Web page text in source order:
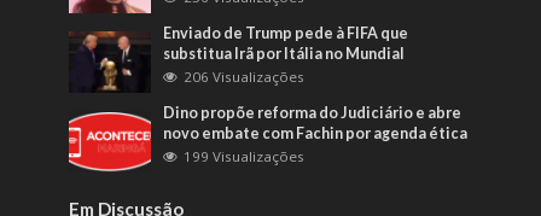
Enviado de Trump pede à FIFA que
substitua Irã por Itália no Mundial
206 Visualizações
Dino propõe reforma do Judiciário e abre
novo embate com Fachin por agenda ética
199 Visualizações
Em Discussão